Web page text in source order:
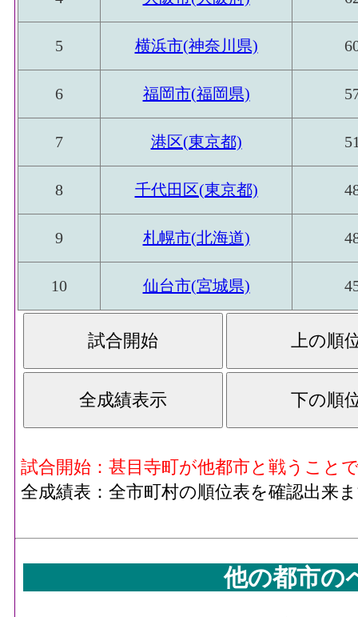
5 横浜市(神奈川県)
6 福岡市(福岡県)
7 港区(東京都)
8 千代田区(東京都)
9 札幌市(北海道)
10 仙台市(宮城県)
試合開始：甚目寺町が他都市と戦うこと
全成績表：全市町村の順位表を確認出来
他の都市の